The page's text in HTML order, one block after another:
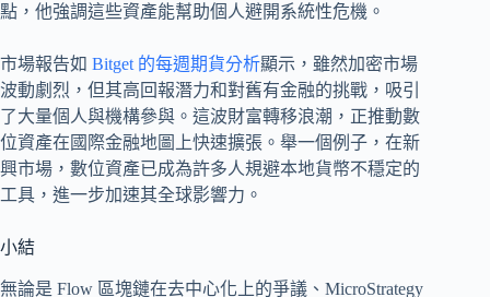
點，他強調這些資產能幫助個人避開系統性危機。
市場報告如 Bitget 的每週期貨分析顯示，雖然加密市場
波動劇烈，但其高回報潛力和對舊有金融的挑戰，吸引
了大量個人與機構參與。這波財富轉移浪潮，正推動數
位資產在國際金融地圖上快速擴張。舉一個例子，在新
興市場，數位資產已成為許多人規避本地貨幣不穩定的
工具，進一步加速其全球影響力。
小結
無論是 Flow 區塊鏈在去中心化上的爭議、MicroStrategy